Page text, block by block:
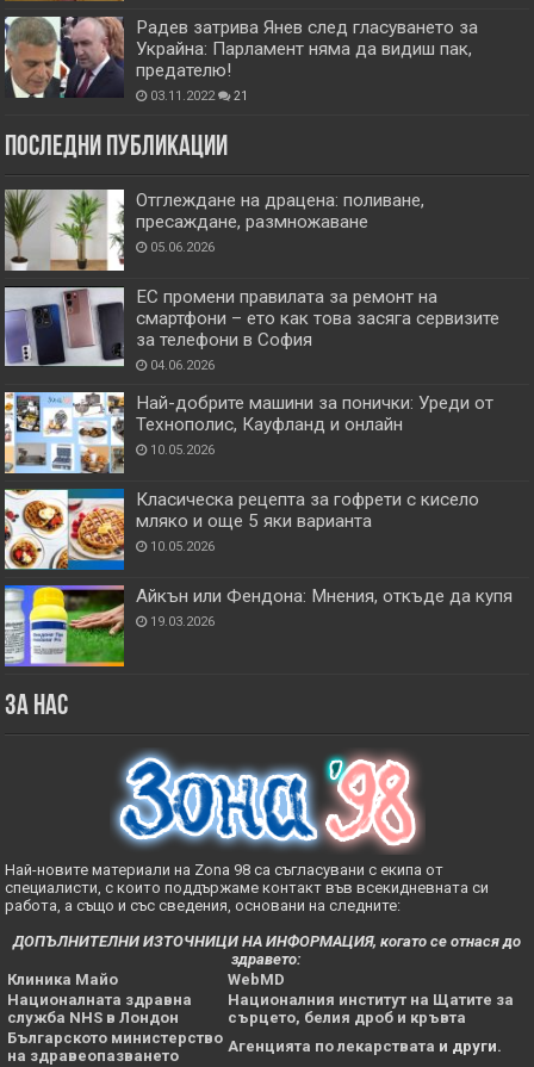
Радев затрива Янев след гласуването за
Украйна: Парламент няма да видиш пак,
предателю!
03.11.2022 21
Последни публикации
Отглеждане на драцена: поливане,
пресаждане, размножаване
05.06.2026
ЕС промени правилата за ремонт на
смартфони – ето как това засяга сервизите
за телефони в София
04.06.2026
Най-добрите машини за понички: Уреди от
Технополис, Кауфланд и онлайн
10.05.2026
Класическа рецепта за гофрети с кисело
мляко и още 5 яки варианта
10.05.2026
Айкън или Фендона: Мнения, откъде да купя
19.03.2026
За нас
Най-новите материали на Zona 98 са съгласувани с екипа от
специалисти, с които поддържаме контакт във всекидневната си
работа, а също и със сведения, основани на следните:
ДОПЪЛНИТЕЛНИ ИЗТОЧНИЦИ НА ИНФОРМАЦИЯ, когато се отнася до
здравето:
Клиника Майо
WebMD
Националната здравна
служба NHS в Лондон
Националния институт на Щатите за
сърцето, белия дроб и кръвта
Българското министерство
на здравеопазването
Агенцията по лекарствата и други.